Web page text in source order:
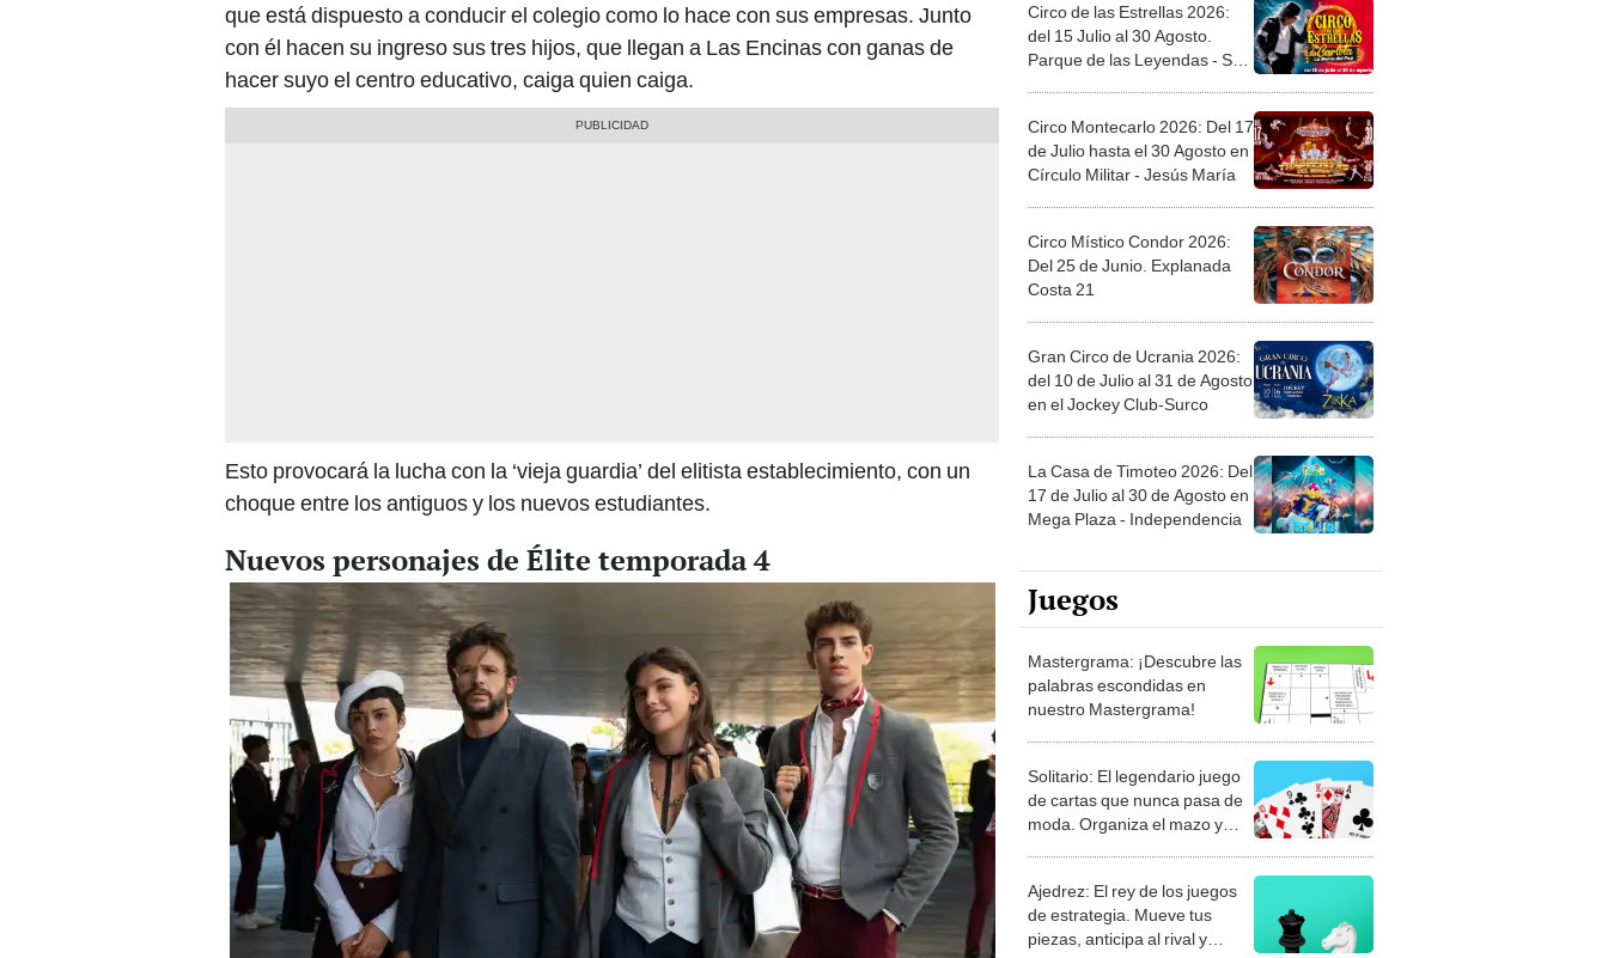
que está dispuesto a conducir el colegio como lo hace con sus empresas. Junto
con él hacen su ingreso sus tres hijos, que llegan a Las Encinas con ganas de
hacer suyo el centro educativo, caiga quien caiga.
Esto provocará la lucha con la ‘vieja guardia’ del elitista establecimiento, con un
choque entre los antiguos y los nuevos estudiantes.
Nuevos personajes de Élite temporada 4
Circo de las Estrellas 2026:
del 15 Julio al 30 Agosto.
Parque de las Leyendas - San
Circo Montecarlo 2026: Del 17
de Julio hasta el 30 Agosto en
Círculo Militar - Jesús María
Circo Místico Condor 2026:
Del 25 de Junio. Explanada
Costa 21
Gran Circo de Ucrania 2026:
del 10 de Julio al 31 de Agosto
en el Jockey Club-Surco
La Casa de Timoteo 2026: Del
17 de Julio al 30 de Agosto en
Mega Plaza - Independencia
Juegos
Mastergrama: ¡Descubre las
palabras escondidas en
nuestro Mastergrama!
Solitario: El legendario juego
de cartas que nunca pasa de
moda. Organiza el mazo y
Ajedrez: El rey de los juegos
de estrategia. Mueve tus
piezas, anticipa al rival y